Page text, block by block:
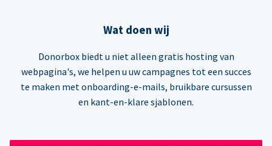
Wat doen wij
Donorbox biedt u niet alleen gratis hosting van
webpagina's, we helpen u uw campagnes tot een succes
te maken met onboarding-e-mails, bruikbare cursussen
en kant-en-klare sjablonen.